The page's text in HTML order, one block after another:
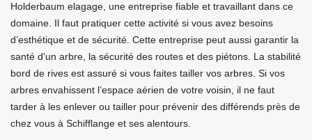
Holderbaum elagage, une entreprise fiable et travaillant dans ce
domaine. Il faut pratiquer cette activité si vous avez besoins
d’esthétique et de sécurité. Cette entreprise peut aussi garantir la
santé d'un arbre, la sécurité des routes et des piétons. La stabilité
bord de rives est assuré si vous faites tailler vos arbres. Si vos
arbres envahissent l’espace aérien de votre voisin, il ne faut
tarder à les enlever ou tailler pour prévenir des différends près de
chez vous à Schifflange et ses alentours.